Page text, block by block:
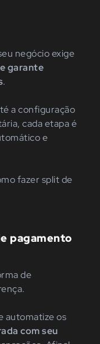
negócio exige
garante
.
a configuração
cada etapa é
e
fazer split de
pagamento
de
automatize os
com seu